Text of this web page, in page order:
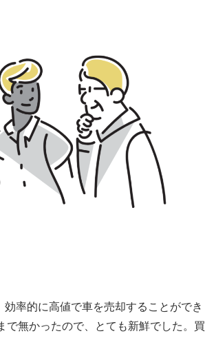
効率的に高値で車を売却することができ
で無かったので、とても新鮮でした。買